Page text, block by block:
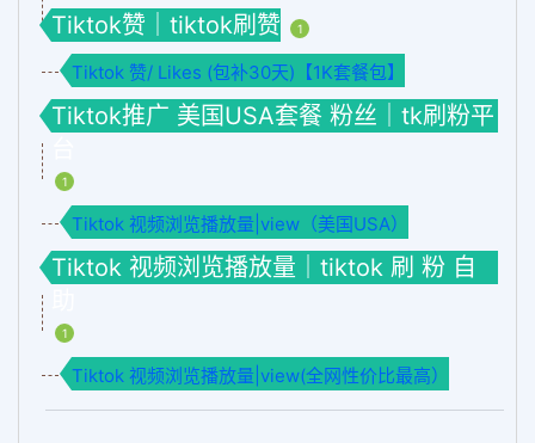
Tiktok赞｜tiktok刷赞 1
Tiktok 赞/ Likes (包补30天)【1K套餐包】
Tiktok推广 美国USA套餐 粉丝｜tk刷粉平
1
Tiktok 视频浏览播放量|view（美国USA）
Tiktok 视频浏览播放量｜tiktok 刷 粉 自
1
Tiktok 视频浏览播放量|view(全网性价比最高）